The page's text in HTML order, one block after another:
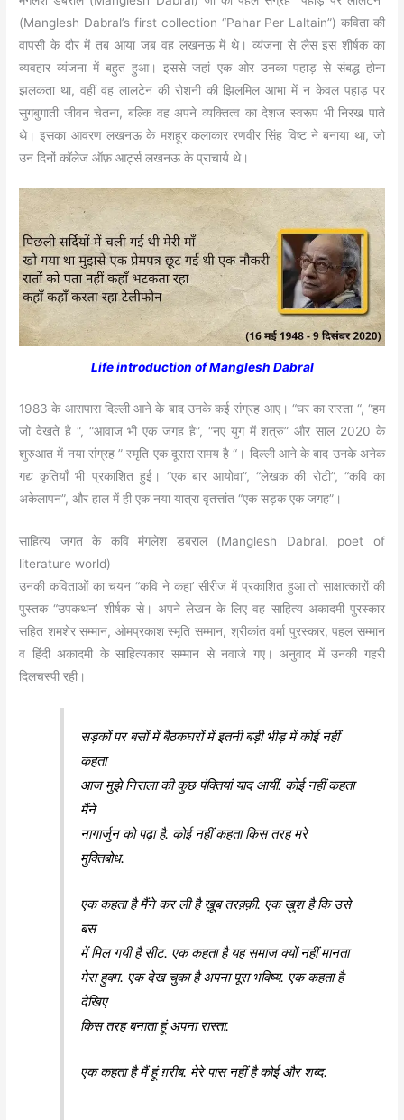
(Manglesh Dabral’s first collection “Pahar Per Laltain”) कविता की
वापसी के दौर में तब आया जब वह लखनऊ में थे। व्यंजना से लैस इस शीर्षक का
व्यवहार व्यंजना में बहुत हुआ। इससे जहां एक ओर उनका पहाड़ से संबद्ध होना
झलकता था, वहीं वह लालटेन की रोशनी की झिलमिल आभा में न केवल पहाड़ पर
सुगबुगाती जीवन चेतना, बल्कि वह अपने व्यक्तित्व का देशज स्वरूप भी निरख पाते
थे। इसका आवरण लखनऊ के मशहूर कलाकार रणवीर सिंह विष्ट ने बनाया था, जो
उन दिनों कॉलेज ऑफ़ आर्ट्स लखनऊ के प्राचार्य थे।
Life introduction of Manglesh Dabral
1983 के आसपास दिल्ली आने के बाद उनके कई संग्रह आए। “घर का रास्ता “, “हम
जो देखते है “, “आवाज भी एक जगह है”, “नए युग में शत्रु” और साल 2020 के
शुरुआत में नया संग्रह ” स्मृति एक दूसरा समय है “। दिल्ली आने के बाद उनके अनेक
गद्य कृतियाँ भी प्रकाशित हुई। “एक बार आयोवा”, “लेखक की रोटी”, “कवि का
अकेलापन”, और हाल में ही एक नया यात्रा वृतत्तांत “एक सड़क एक जगह”।
साहित्य जगत के कवि मंगलेश डबराल (Manglesh Dabral, poet of
literature world)
उनकी कविताओं का चयन “कवि ने कहा’ सीरीज में प्रकाशित हुआ तो साक्षात्कारों की
पुस्तक “उपकथन’ शीर्षक से। अपने लेखन के लिए वह साहित्य अकादमी पुरस्कार
सहित शमशेर सम्मान, ओमप्रकाश स्मृति सम्मान, श्रीकांत वर्मा पुरस्कार, पहल सम्मान
व हिंदी अकादमी के साहित्यकार सम्मान से नवाजे गए। अनुवाद में उनकी गहरी
दिलचस्पी रही।
सड़कों पर बसों में बैठकघरों में इतनी बड़ी भीड़ में कोई नहीं
कहता
आज मुझे निराला की कुछ पंक्तियां याद आयीं. कोई नहीं कहता
मैंने
नागार्जुन को पढ़ा है. कोई नहीं कहता किस तरह मरे
मुक्तिबोध.
एक कहता है मैंने कर ली है ख़ूब तरक़्क़ी. एक ख़ुश है कि उसे
बस
में मिल गयी है सीट. एक कहता है यह समाज क्यों नहीं मानता
मेरा हुक्म. एक देख चुका है अपना पूरा भविष्य. एक कहता है
देखिए
किस तरह बनाता हूं अपना रास्ता.
एक कहता है मैं हूं ग़रीब. मेरे पास नहीं है कोई और शब्द.